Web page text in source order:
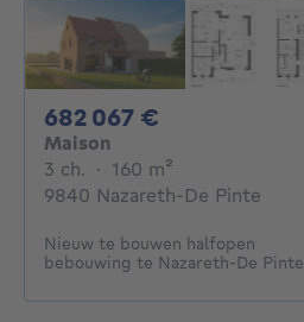
682 067 €
Maison
3 ch. 3 chambres
· 160 m²
9840 Nazareth-De Pinte
Nieuw te bouwen halfopen
bebouwing te Nazareth-De Pinte